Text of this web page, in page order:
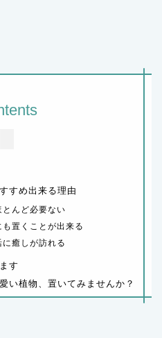
すめ出来る理由
んど必要ない
置くことが出来る
癒しが訪れる
す
い植物、置いてみませんか？